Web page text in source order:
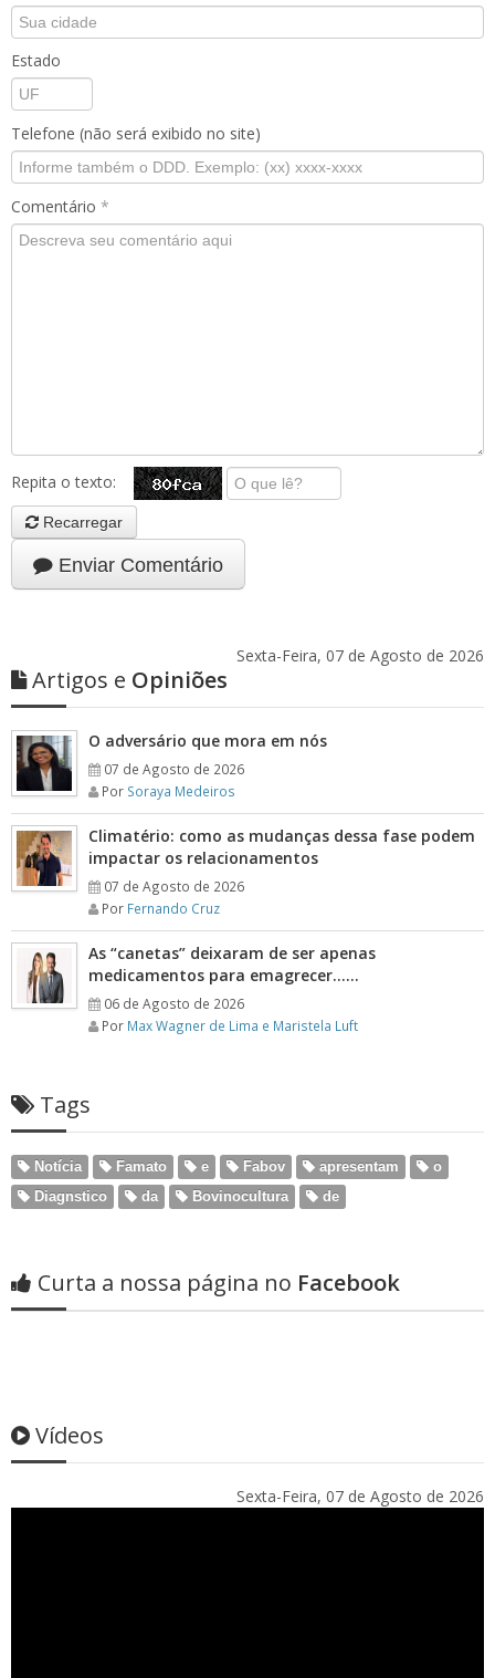
Estado
Telefone (não será exibido no site)
Comentário *
Repita o texto:
Recarregar
Enviar Comentário
Sexta-Feira, 07 de Agosto de 2026
Artigos e Opiniões
O adversário que mora em nós
07 de Agosto de 2026
Por Soraya Medeiros
Climatério: como as mudanças dessa fase podem
impactar os relacionamentos
07 de Agosto de 2026
Por Fernando Cruz
As “canetas” deixaram de ser apenas
medicamentos para emagrecer……
06 de Agosto de 2026
Por Max Wagner de Lima e Maristela Luft
Tags
Notícia Famato e Fabov apresentam
o
Diagnstico
da Bovinocultura de
Curta a nossa página no Facebook
Vídeos
Sexta-Feira, 07 de Agosto de 2026